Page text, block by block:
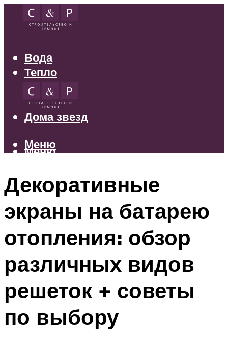
Вода
Тепло
Электрика
Свет
Дома звезд
Меню
Меню
Декоративные
экраны на батарею
отопления: обзор
различных видов
решеток + советы
по выбору